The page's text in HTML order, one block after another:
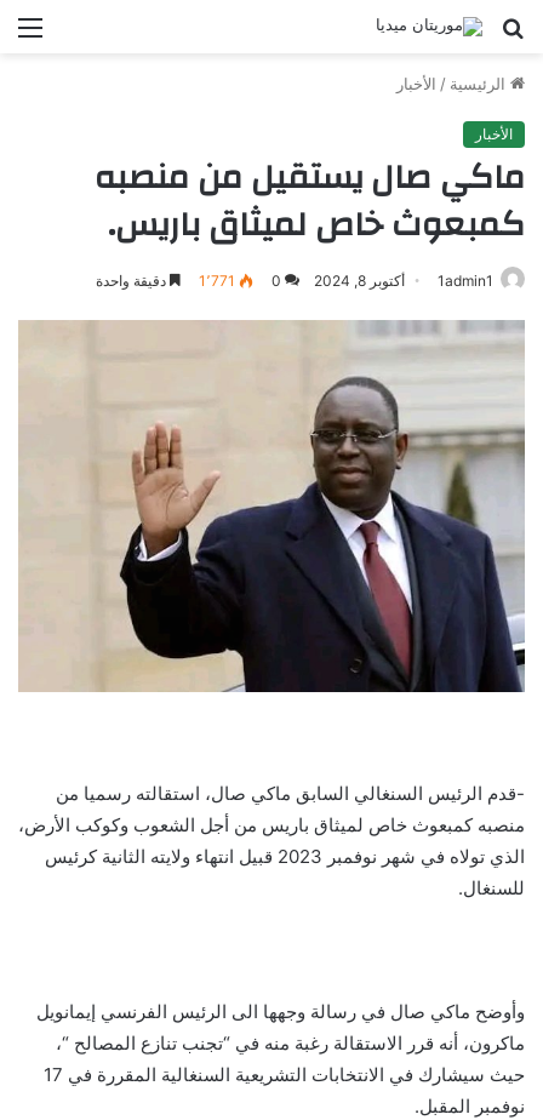
بحث
الرئيسية / الأخبار
الأخبار
ماكي صال يستقيل من منصبه
كمبعوث خاص لميثاق باريس.
1admin1 أكتوبر 8, 2024 0 1٬771 دقيقة واحدة
-قدم الرئيس السنغالي السابق ماكي صال، استقالته رسميا من
منصبه كمبعوث خاص لميثاق باريس من أجل الشعوب وكوكب الأرض،
الذي تولاه في شهر نوفمبر 2023 قبيل انتهاء ولايته الثانية كرئيس
للسنغال.
وأوضح ماكي صال في رسالة وجهها الى الرئيس الفرنسي إيمانويل
ماكرون، أنه قرر الاستقالة رغبة منه في “تجنب تنازع المصالح “،
حيث سيشارك في الانتخابات التشريعية السنغالية المقررة في 17
نوفمبر المقبل.